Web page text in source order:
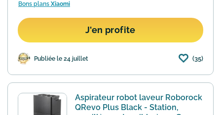
Bons plans Xiaomi
J'en profite
Publiée le 24 juillet (35)
Aspirateur robot laveur Roborock
QRevo Plus Black - Station,